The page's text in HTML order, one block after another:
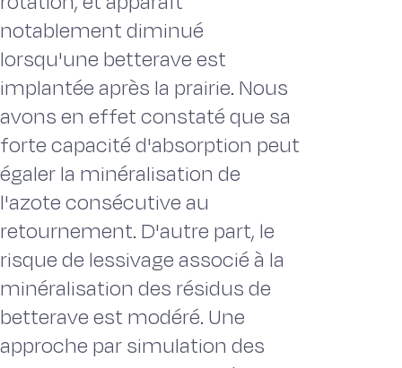
notablement diminué
lorsqu'une betterave est
implantée après la prairie. Nous
avons en effet constaté que sa
forte capacité d'absorption peut
égaler la minéralisation de
l'azote consécutive au
retournement. D'autre part, le
risque de lessivage associé à la
minéralisation des résidus de
betterave est modéré. Une
approche par simulation des